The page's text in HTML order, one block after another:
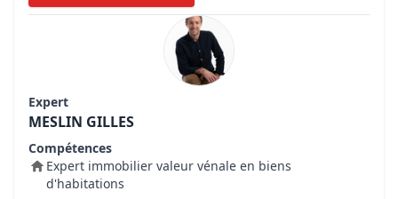
Expert
MESLIN GILLES
Compétences
Expert immobilier valeur vénale en biens
d'habitations